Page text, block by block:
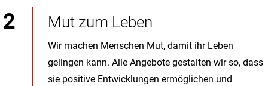
Mut zum Leben
Wir machen Menschen Mut, damit ihr Leben
gelingen kann. Alle Angebote gestalten wir so, dass
sie positive Entwicklungen ermöglichen und